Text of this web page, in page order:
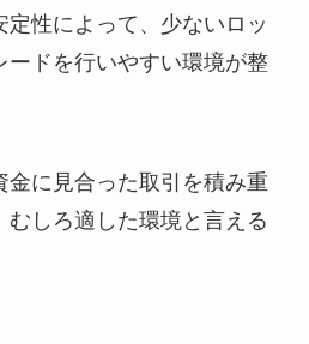
性によって、少ないロッ
ードを行いやすい環境が整
金に見合った取引を積み重
むしろ適した環境と言える